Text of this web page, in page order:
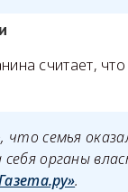
считает,
что семья
органы
.